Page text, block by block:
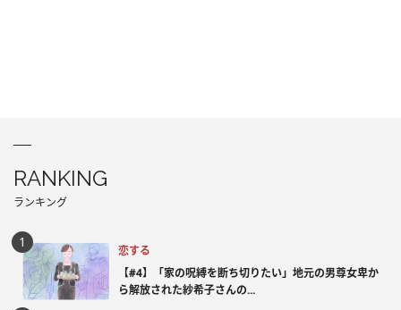
RANKING
ランキング
恋する
【#4】「家の呪縛を断ち切りたい」地元の男尊女卑か
ら解放された紗希子さんの...